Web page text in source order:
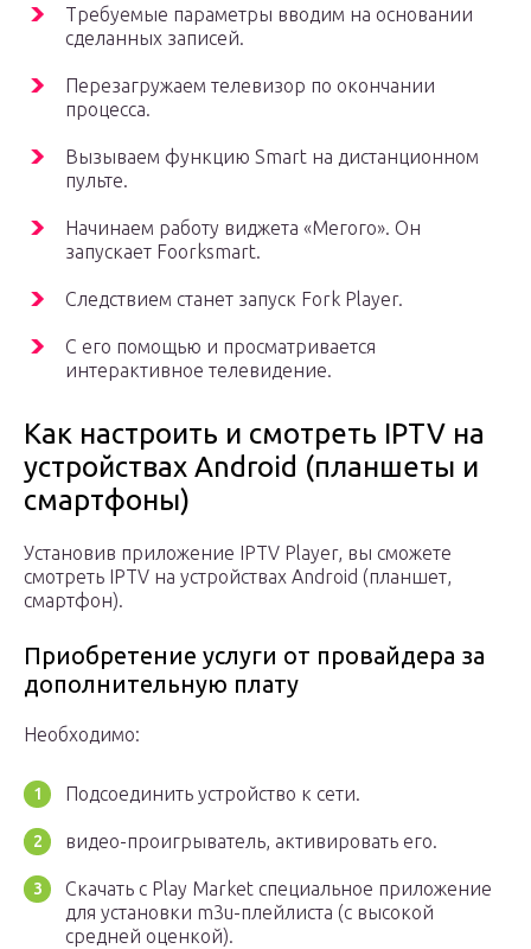
Требуемые параметры вводим на основании
сделанных записей.
Перезагружаем телевизор по окончании
процесса.
Вызываем функцию Smart на дистанционном
пульте.
Начинаем работу виджета «Мегого». Он
запускает Foorksmart.
Следствием станет запуск Fork Player.
С его помощью и просматривается
интерактивное телевидение.
Как настроить и смотреть IPTV на
устройствах Android (планшеты и
смартфоны)
Установив приложение IPTV Player, вы сможете
смотреть IPTV на устройствах Android (планшет,
смартфон).
Приобретение услуги от провайдера за
дополнительную плату
Необходимо:
Подсоединить устройство к сети.
видео-проигрыватель, активировать его.
Скачать с Play Market специальное приложение
для установки m3u-плейлиста (с высокой
средней оценкой).